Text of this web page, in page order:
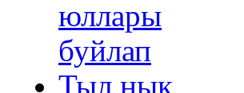
юллары
буйлап
Тыл нык